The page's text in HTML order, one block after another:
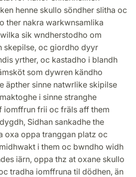
henne skullo söndher slitha oc
ther nakra warkwnsamlika
sik wndherstodho om
skepilse, oc giordho dyyr
yrther, oc kastadho i blandh
som dywren kändho
äpther sinne natwrlike skipilse
i sinne stranghe
iomffrun frii oc fräls aff them
Sidhan sankadhe the
oxa oppa tranggan platz oc
i them oc bwndho widh
iärn, oppa thz at oxane skullo
tradha iomffruna til dödhen, än